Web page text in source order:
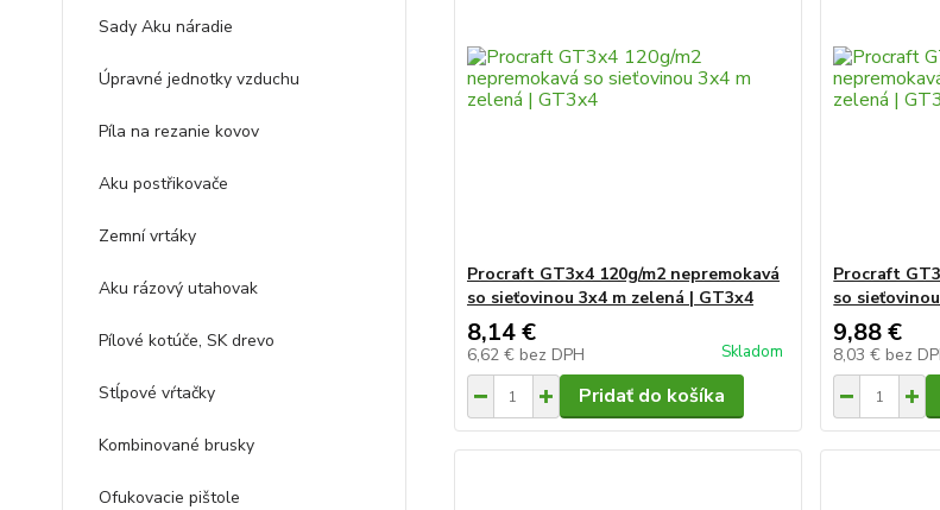
Sady Aku náradie
Úpravné jednotky vzduchu
Píla na rezanie kovov
Aku postřikovače
Zemní vrtáky
Aku rázový utahovak
Pílové kotúče, SK drevo
Stĺpové vŕtačky
Kombinované brusky
Ofukovacie pištole
Procraft GT3x4 120g/m2 nepremokavá
so sieťovinou 3x4 m zelená | GT3x4
8,14 €
6,62 € bez DPH Skladom
Pridať do košíka
Procraft
so
9,88 €
8,03 € bez